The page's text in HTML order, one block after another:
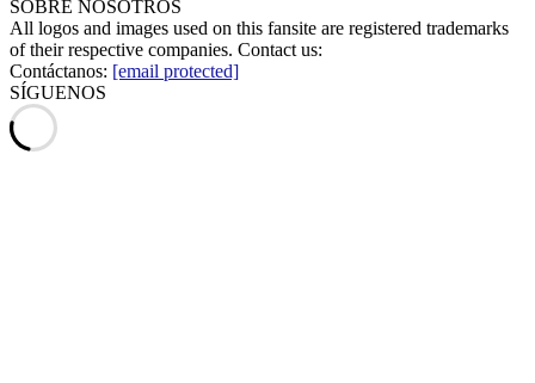
SOBRE NOSOTROS
All logos and images used on this fansite are registered trademarks
of their respective companies. Contact us:
Contáctanos: [email protected]
SÍGUENOS